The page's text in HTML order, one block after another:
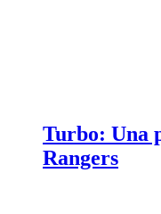
Turbo: Una
Rangers